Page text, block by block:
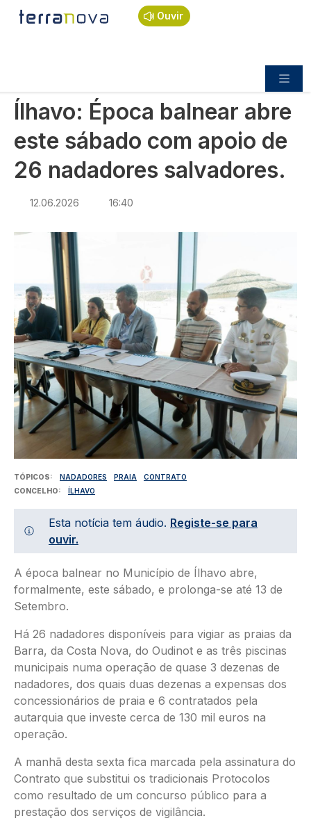
Passar para o conteúdo principal
Ouvir
Navegação estrutural
Início
Política
Ílhavo: Época balnear abre este sábado com
Ílhavo: Época balnear abre
este sábado com apoio de
26 nadadores salvadores.
12.06.2026 16:40
Imagem
TÓPICOS NADADORES PRAIA
CONTRATO
CONCELHO
ÍLHAVO
Esta notícia tem áudio. Registe-se para
ouvir.
A época balnear no Município de Ílhavo abre,
formalmente, este sábado, e prolonga-se até 13 de
Setembro.
Há 26 nadadores disponíveis para vigiar as praias da
Barra, da Costa Nova, do Oudinot e as três piscinas
municipais numa operação de quase 3 dezenas de
nadadores, dos quais duas dezenas a expensas dos
concessionários de praia e 6 contratados pela
autarquia que investe cerca de 130 mil euros na
operação.
A manhã desta sexta fica marcada pela assinatura do
Contrato que substitui os tradicionais Protocolos
como resultado de um concurso público para a
prestação dos serviços de vigilância.